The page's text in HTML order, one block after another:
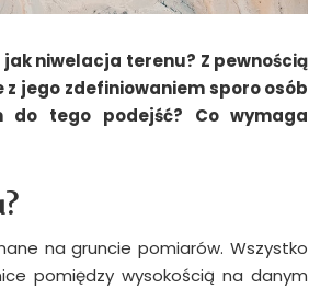
jak niwelacja terenu? Z pewnością
z jego zdefiniowaniem sporo osób
do tego podejść? Co wymaga
na gruncie pomiarów. Wszystko
pomiędzy wysokością na danym